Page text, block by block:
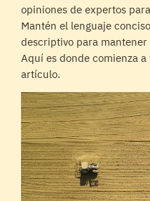
opiniones de expertos
Mantén el lenguaje
descriptivo para
Aquí es donde comienza
artículo.